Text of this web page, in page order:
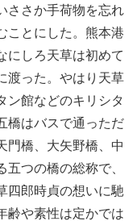
ささか手荷物を忘れ
ことにした。熊本港
にしろ天草は初めて
渡った。やはり天草
ン館などのキリシタ
橋はバスで通っただ
門橋、大矢野橋、中
つの橋の総称で、
四郎時貞の想いに馳
齢や素性は定かでは